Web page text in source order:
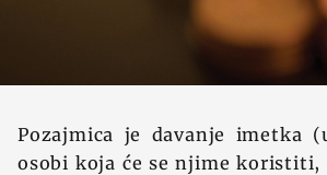
Pozajmica je davanje imetka
osobi koja će se njime